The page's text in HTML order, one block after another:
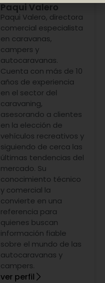
Paqui Valero
Paqui Valero, directora
comercial especialista
en caravanas,
campers y
autocaravanas.
Cuenta con más de 10
años de experiencia
en el sector del
caravaning,
asesorando a clientes
en la elección de
vehículos recreativos y
siguiendo de cerca las
últimas tendencias del
mercado. Su
conocimiento técnico
y comercial la
convierte en una
referencia para
quienes buscan
información fiable
sobre el mundo de las
autocaravanas y
campers.
ver perfil